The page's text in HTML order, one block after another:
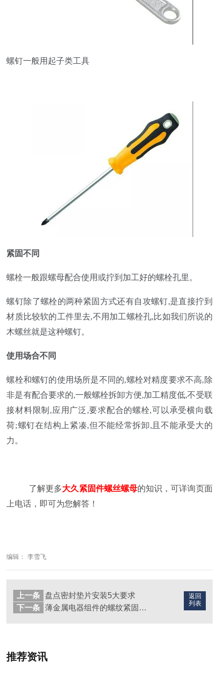
螺钉一般用起子类工具
紧固不同
螺栓一般跟螺母配合使用或拧到加工好的螺栓孔里。
螺钉除了螺栓的两种紧固方式还有自攻螺钉,是直接拧到
材质比较软的工件里去,不用加工螺栓孔,比如我们所说的
木螺丝就是这种螺钉。
使用场合不同
螺栓和螺钉的使用场所是不同的,螺栓对精度要求不高,除
非是有配合要求的,一般螺栓拆卸方便,加工精度低,不受联
接材料限制,应用广泛,要求配合的螺栓,可以承受横向载
荷;螺钉在结构上紧凑,但不能经常拆卸,且不能承受大的
力。
了解更多大久紧固件螺丝螺母的知识，可详询页面
上电话，即可为您解答！
编辑： 李雪飞
返回
列表
上一条
盘点密封垫片安装5大要求
下一条
薄金属电器组件的螺纹紧固件技术汇总
推荐资讯